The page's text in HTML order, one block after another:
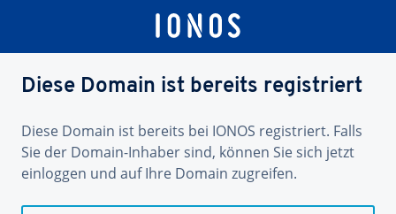
Diese Domain ist bereits registriert
Diese Domain ist bereits bei IONOS registriert. Falls
Sie der Domain-Inhaber sind, können Sie sich jetzt
einloggen und auf Ihre Domain zugreifen.